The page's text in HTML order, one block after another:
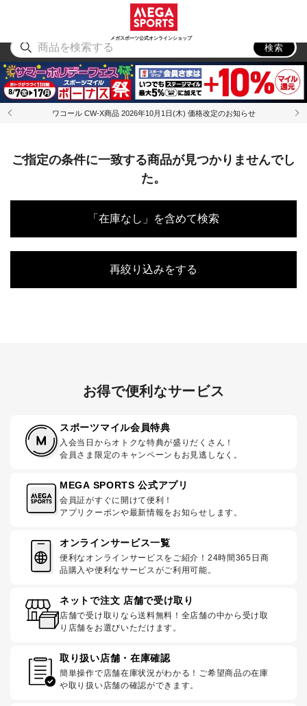
メガスポーツ公式オンラインショップ
アウトドア
検索
ワコール CW-X商品 2026年10月1日(木) 価格改定のお知らせ
ご指定の条件に一致する商品が見つかりませんでし
た。
「在庫なし」を含めて検索
再絞り込みをする
お得で便利なサービス
スポーツマイル会員特典
入会当日からオトクな特典が盛りだくさん！
会員さま限定のキャンペーンもお見逃しなく。
MEGA SPORTS 公式アプリ
会員証がすぐに開けて便利！
アプリクーポンや最新情報をお知らせします。
オンラインサービス一覧
便利なオンラインサービスをご紹介！24時間365日商
品購入や便利なサービスがご利用可能。
ネットで注文 店舗で受け取り
店舗で受け取りなら送料無料！全店舗の中から受け取
り店舗をお選びいただけます。
取り扱い店舗・在庫確認
簡単操作で店舗在庫状況がわかる！ご希望商品の在庫
や取り扱い店舗の確認ができます。